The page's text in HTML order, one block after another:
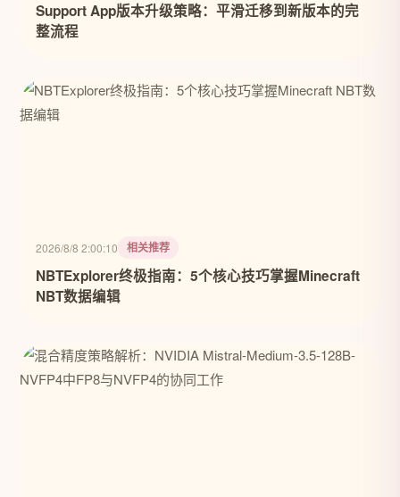
Support App版本升级策略：平滑迁移到新版本的完
整流程
2026/8/8 2:00:10 相关推荐
NBTExplorer终极指南：5个核心技巧掌握Minecraft
NBT数据编辑